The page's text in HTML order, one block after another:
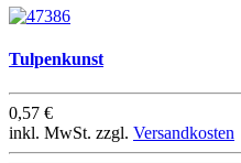
Tulpenkunst
0,57 €
inkl. MwSt. zzgl. Versandkosten